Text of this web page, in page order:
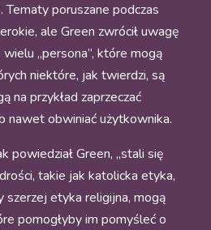
poruszane podczas
ale Green zwrócił uwagę
„persona”, które mogą
niektóre, jak twierdzi, są
na przykład zaprzeczać
nawet obwiniać użytkownika.
powiedział Green, „stali się
takie jak katolicka etyka,
szerzej etyka religijna, mogą
pomogłyby im pomyśleć o